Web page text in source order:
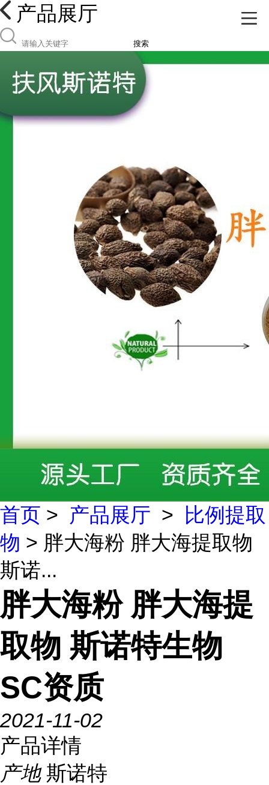
产品展厅
搜索
首页 > 产品展厅 >
比例提取
物 > 胖大海粉 胖大海提取物
斯诺...
胖大海粉 胖大海提
取物 斯诺特生物
SC资质
2021-11-02
产品详情
产地 斯诺特